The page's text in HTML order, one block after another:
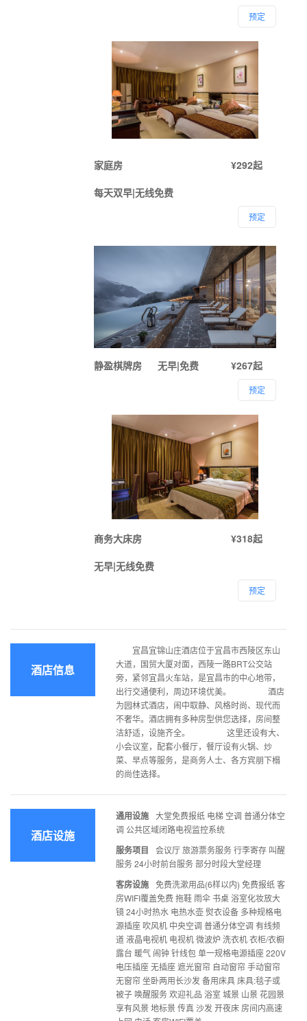
预定
家庭房
¥292起
每天双早|无线免费
预定
静盈棋牌房 ¥267起
无早|免费
预定
商务大床房
¥318起
无早|无线免费
预定
酒店信息
宜昌宜锦山庄酒店位于宜昌市西陵区东山
大道，国贸大厦对面，西陵一路BRT公交站
旁，紧邻宜昌火车站，是宜昌市的中心地带，
出行交通便利，周边环境优美。 酒店
为园林式酒店，闹中取静、风格时尚、现代而
不奢华。酒店拥有多种房型供您选择，房间整
洁舒适，设施齐全。 这里还设有大、
小会议室，配套小餐厅，餐厅设有火锅、炒
菜、早点等服务，是商务人士、各方宾朋下榻
的尚佳选择。
酒店设施
通用设施 大堂免费报纸 电梯 空调 普通分体空
调 公共区域闭路电视监控系统
服务项目
会议厅 旅游票务服务 行李寄存 叫醒
服务 24小时前台服务 部分时段大堂经理
客房设施 免费洗漱用品(6样以内) 免费报纸 客
房WIFI覆盖免费 拖鞋 雨伞 书桌 浴室化妆放大
镜 24小时热水 电热水壶 熨衣设备 多种规格电
源插座 吹风机 中央空调 普通分体空调 有线频
道 液晶电视机 电视机 微波炉 洗衣机 衣柜/衣橱
露台 暖气 闹钟 针线包 单一规格电源插座 220V
电压插座 无插座 遮光窗帘 自动窗帘 手动窗帘
无窗帘 坐卧两用长沙发 备用床具 床具:毯子或
被子 唤醒服务 欢迎礼品 浴室 城景 山景 花园景
享有风景 地标景 传真 沙发 开夜床 房间内高速